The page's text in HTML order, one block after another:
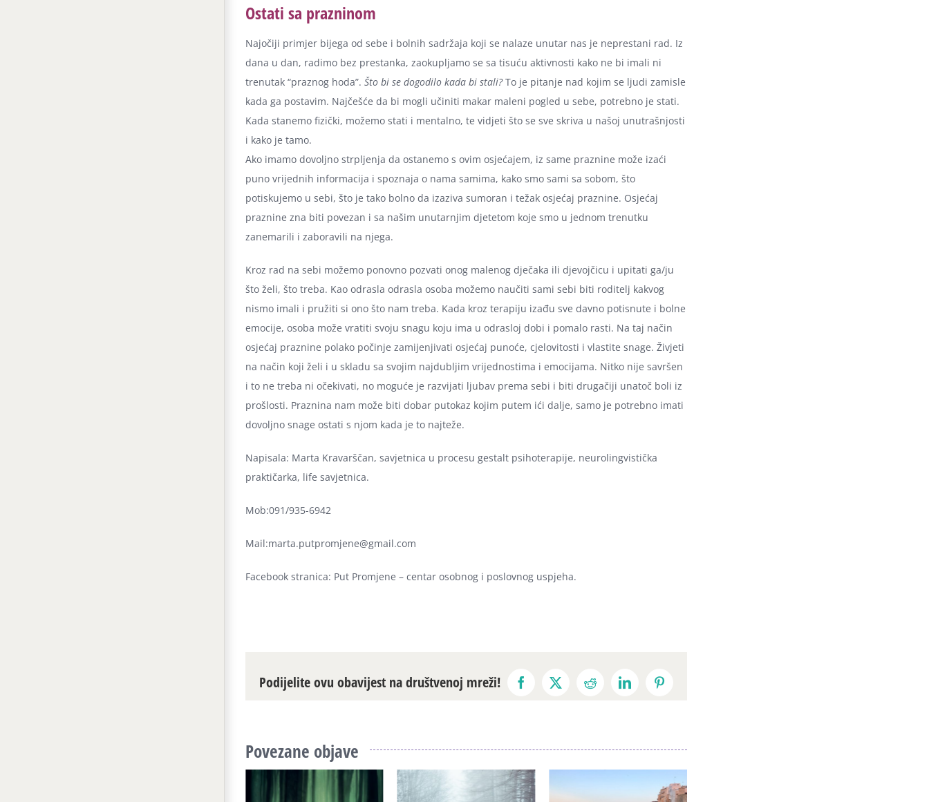
Ostati sa prazninom
Najočiji primjer bijega od sebe i bolnih sadržaja koji se nalaze unutar nas je neprestani rad. Iz
dana u dan, radimo bez prestanka, zaokupljamo se sa tisuću aktivnosti kako ne bi imali ni
trenutak “praznog hoda”. Što bi se dogodilo kada bi stali?To je pitanje nad kojim se ljudi zamisle
kada ga postavim. Najčešće da bi mogli učiniti makar maleni pogled u sebe, potrebno je stati.
Kada stanemo fizički, možemo stati i mentalno, te vidjeti što se sve skriva u našoj unutrašnjosti
i kako je tamo.
Ako imamo dovoljno strpljenja da ostanemo s ovim osjećajem, iz same praznine može izaći
puno vrijednih informacija i spoznaja o nama samima, kako smo sami sa sobom, što
potiskujemo u sebi, što je tako bolno da izaziva sumoran i težak osjećaj praznine. Osjećaj
praznine zna biti povezan i sa našim unutarnjim djetetom koje smo u jednom trenutku
zanemarili i zaboravili na njega.
Kroz rad na sebi možemo ponovno pozvati onog malenog dječaka ili djevojčicu i upitati ga/ju
što želi, što treba. Kao odrasla odrasla osoba možemo naučiti sami sebi biti roditelj kakvog
nismo imali i pružiti si ono što nam treba. Kada kroz terapiju izađu sve davno potisnute i bolne
emocije, osoba može vratiti svoju snagu koju ima u odrasloj dobi i pomalo rasti. Na taj način
osjećaj praznine polako počinje zamijenjivati osjećaj punoće, cjelovitosti i vlastite snage. Živjeti
na način koji želi i u skladu sa svojim najdubljim vrijednostima i emocijama. Nitko nije savršen
i to ne treba ni očekivati, no moguće je razvijati ljubav prema sebi i biti drugačiji unatoč boli iz
prošlosti. Praznina nam može biti dobar putokaz kojim putem ići dalje, samo je potrebno imati
dovoljno snage ostati s njom kada je to najteže.
Napisala: Marta Kravarščan, savjetnica u procesu gestalt psihoterapije, neurolingvistička
praktičarka, life savjetnica.
Mob:091/935-6942
Mail:marta.putpromjene@gmail.com
Facebook stranica: Put Promjene – centar osobnog i poslovnog uspjeha.
Podijelite ovu obavijest na društvenoj mreži! Facebook
X Reddit LinkedInPinterest
Povezane objave